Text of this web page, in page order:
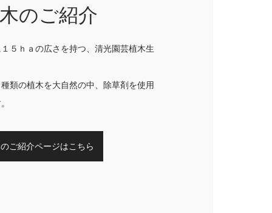
のご紹介
５ｈａの広さを持つ、清光園芸植木生
類の植木を大自然の中、除草剤を使用
ご紹介ページはこちら